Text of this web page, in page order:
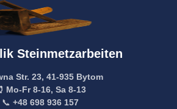
Steinmetzarbeiten
Str. 23, 41-935 Bytom
Mo-Fr 8-16, Sa 8-13
📞 +48 698 936 157